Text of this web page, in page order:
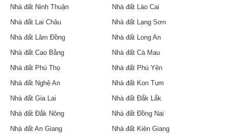
Nhà đất Ninh Thuận
Nhà đất Lào Cai
Nhà đất Lai Châu
Nhà đất Lạng Sơn
Nhà đất Lâm Đồng
Nhà đất Long An
Nhà đất Cao Bằng
Nhà đất Cà Mau
Nhà đất Phú Thọ
Nhà đất Phú Yên
Nhà đất Nghệ An
Nhà đất Kon Tum
Nhà đất Gia Lai
Nhà đất Đắk Lắk
Nhà đất Đắk Nông
Nhà đất Đồng Nai
Nhà đất An Giang
Nhà đất Kiên Giang